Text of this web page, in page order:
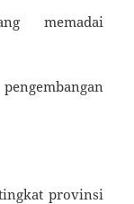
memadai
provinsi